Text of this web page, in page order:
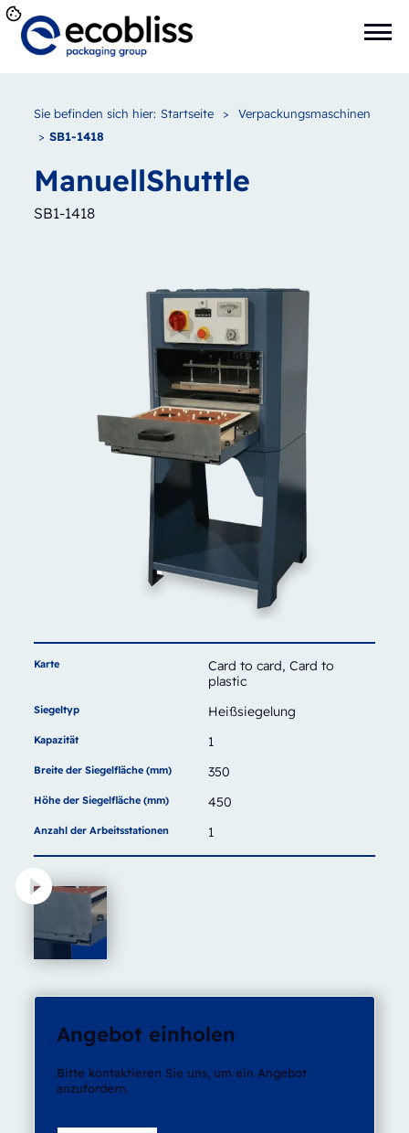
Sie befinden sich hier: Startseite >
Verpackungsmaschinen
> SB1-1418
ManuellShuttle
SB1-1418
Karte
Card to card, Card to
plastic
Siegeltyp Heißsiegelung
Kapazität 1
Breite der Siegelfläche (mm) 350
Höhe der Siegelfläche (mm) 450
Anzahl der Arbeitsstationen 1
Angebot einholen
Bitte kontaktieren Sie uns, um ein Angebot
anzufordern.